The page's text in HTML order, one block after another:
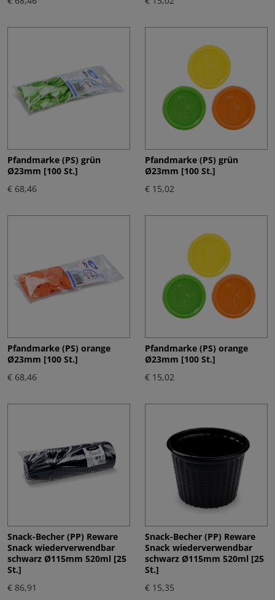
Pfandmarke (PS) grün
Ø23mm [100 St.]
€ 68,46
Pfandmarke (PS) grün
Ø23mm [100 St.]
€ 15,02
Pfandmarke (PS) orange
Ø23mm [100 St.]
€ 68,46
Pfandmarke (PS) orange
Ø23mm [100 St.]
€ 15,02
Snack-Becher (PP) Reware
Snack wiederverwendbar
schwarz Ø115mm 520ml [25
St.]
€ 86,91
Snack-Becher (PP) Reware
Snack wiederverwendbar
schwarz Ø115mm 520ml [25
St.]
€ 15,35